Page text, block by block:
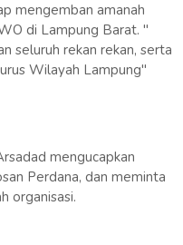
mengemban amanah
di Lampung Barat. "
seluruh rekan rekan, serta
Wilayah Lampung"
mengucapkan
Perdana, dan meminta
organisasi.